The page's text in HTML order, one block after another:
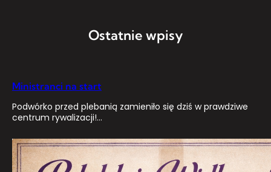
Ostatnie wpisy
Ministranci na start
Podwórko przed plebanią zamieniło się dziś w prawdziwe
centrum rywalizacji!…